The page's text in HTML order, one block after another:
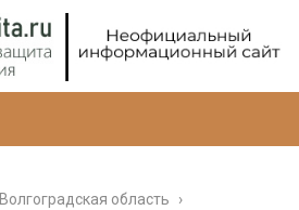
Волгоградская область ›